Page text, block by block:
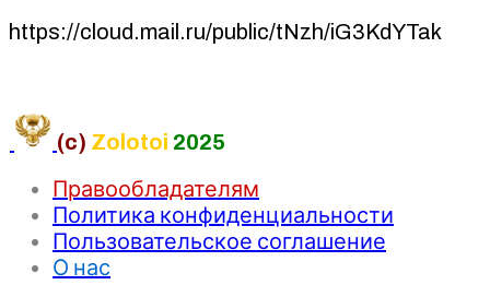
https://cloud.mail.ru/public/tNzh/iG3KdYTak
(c) Zolotoi 2025
Правообладателям
Политика конфиденциальности
Пользовательское соглашение
О нас